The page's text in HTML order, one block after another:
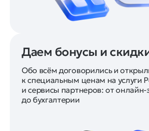
Даем бонусы и
Обо всём договорились и
к специальным ценам на услуги
и сервисы партнеров: от онлайн-
до бухгалтерии